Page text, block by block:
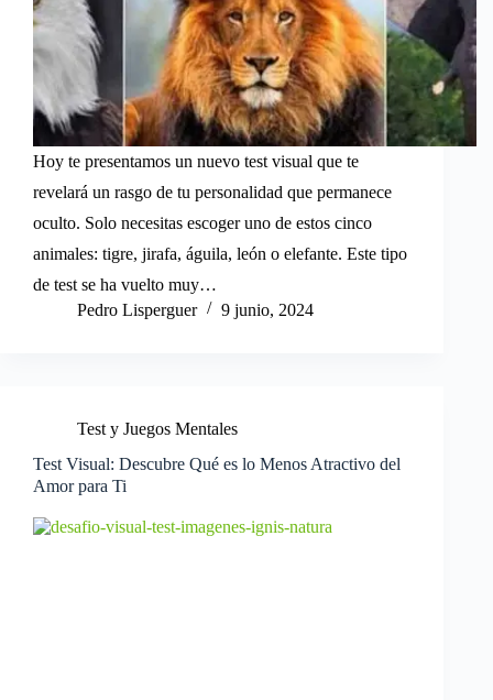
Hoy te presentamos un nuevo test visual que te
revelará un rasgo de tu personalidad que permanece
oculto. Solo necesitas escoger uno de estos cinco
animales: tigre, jirafa, águila, león o elefante. Este tipo
de test se ha vuelto muy…
Pedro Lisperguer
9 junio, 2024
Test y Juegos Mentales
Test Visual: Descubre Qué es lo Menos Atractivo del
Amor para Ti